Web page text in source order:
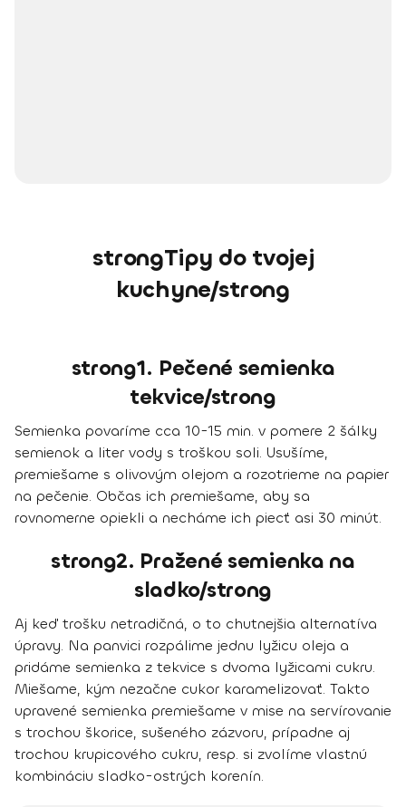
strongTipy do tvojej
kuchyne/strong
strong1. Pečené semienka
tekvice/strong
Semienka povaríme cca 10-15 min. v pomere 2 šálky
semienok a liter vody s troškou soli. Usušíme,
premiešame s olivovým olejom a rozotrieme na papier
na pečenie. Občas ich premiešame, aby sa
rovnomerne opiekli a necháme ich piecť asi 30 minút.
strong2. Pražené semienka na
sladko/strong
Aj keď trošku netradičná, o to chutnejšia alternatíva
úpravy. Na panvici rozpálime jednu lyžicu oleja a
pridáme semienka z tekvice s dvoma lyžicami cukru.
Miešame, kým nezačne cukor karamelizovať. Takto
upravené semienka premiešame v mise na servírovanie
s trochou škorice, sušeného zázvoru, prípadne aj
trochou krupicového cukru, resp. si zvolíme vlastnú
kombináciu sladko-ostrých korenín.